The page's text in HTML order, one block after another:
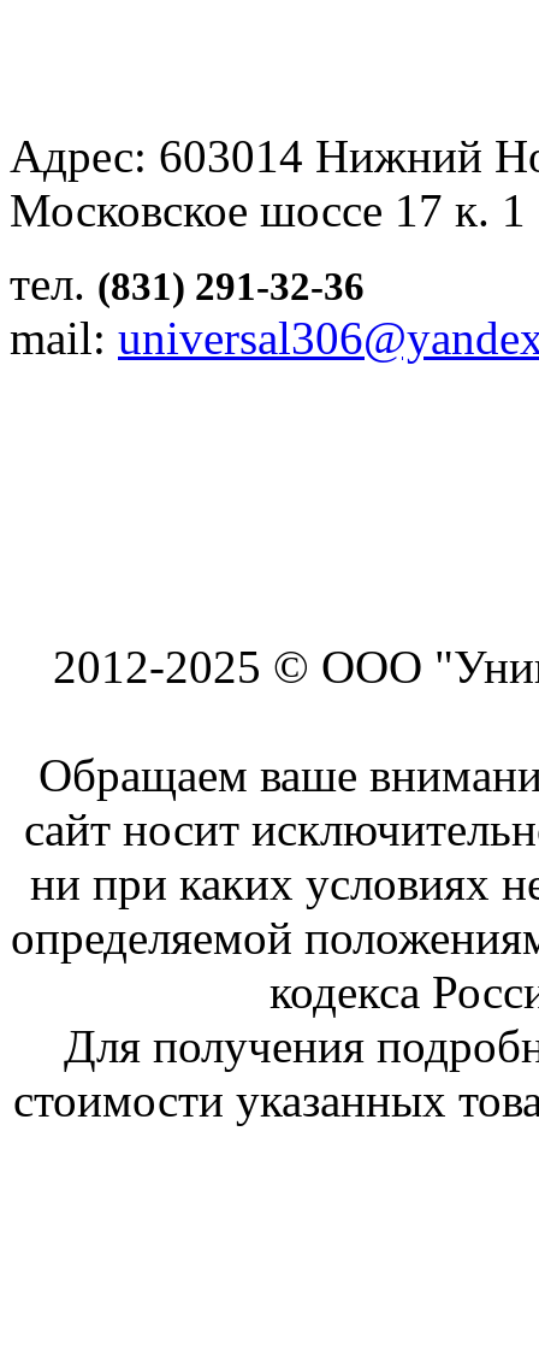
Адрес: 603014 Нижний
Московское шоссе 17 к.
тел. (831) 291-32-36
mail:
2012-2025 © ООО
Обращаем ваше
сайт носит
ни при каких условиях
определяемой
кодекса
Для получения
стоимости указанных